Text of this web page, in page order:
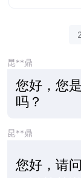
昆**鼎
您好，您
吗？
昆**鼎
您好，请